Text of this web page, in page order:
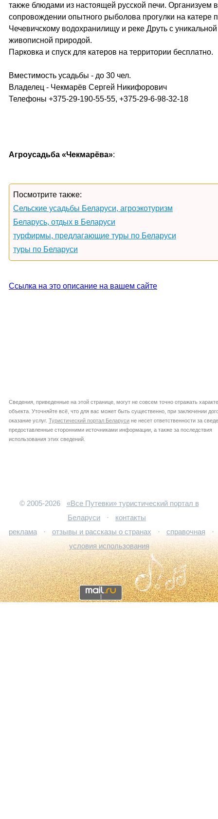
также блюдами из настоящей русской печи. Организуем в
сопровождении опытного рыболова прогулки на катере
Чечевичскому водохранилищу и реке Друть с уникальной
живописной природой.
Парковка и спуск для катеров на территории бесплатно.
Вместимость усадьбы - до 30 чел.
Владелец - Чекмарёв Сергей Никифорович
Телефоны +375-29-190-55-55, +375-29-6-98-32-18
Агроусадьба «Чекмарёва»:
Посмотрите также:
Сельские усадьбы Беларуси, агроэкотуризм
Беларусь, отдых в Беларуси
турфирмы, предлагающие туры по Беларуси
туры по Беларуси
Ссылка на это описание на вашем сайте
Сведения, приведенные на этой странице, могут не совсем точно отражать
объекта. Уточняйте всё, что для вас может быть существенно, при заключении
оказание услуг. Туристический портал Беларуси не несет ответственности за
предоставленные сторонними источниками информации, а также за последствия
использования этих сведений.
© 2005-2026
«Все Путевки» туристический портал в
Беларуси
·
контакты
реклама
· отзывы и рассказы о странах · справочная
·
условия использования